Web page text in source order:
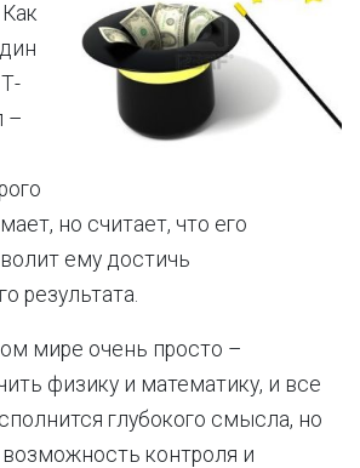
–
но считает, что его
ему достичь
результата.
мире очень просто –
физику и математику, и все
глубокого смысла, но
возможность контроля и